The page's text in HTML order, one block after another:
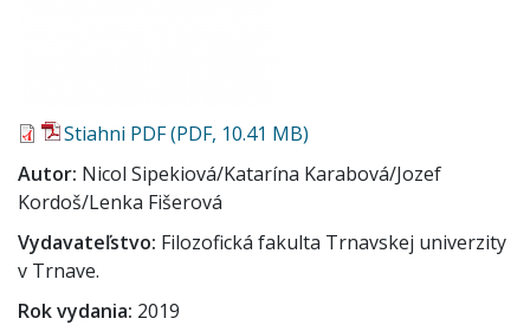
Stiahni PDF (PDF, 10.41 MB)
Autor Nicol Sipekiová/Katarína Karabová/Jozef
Kordoš/Lenka Fišerová
Vydavateľstvo Filozofická fakulta Trnavskej univerzity
v Trnave.
Rok vydania 2019